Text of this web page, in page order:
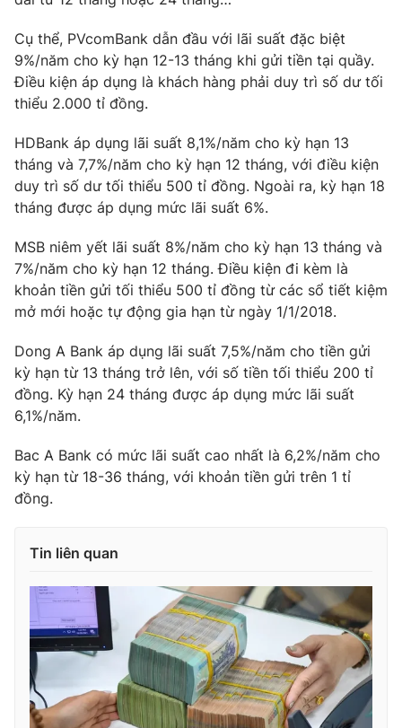
Khán giả
Giải sao mai
Sao
Du lịch
Làm đẹp
Chất lượng cuộc sống
Giáo dục
Tuyển sinh
Công nghệ
Hitech Công nghệ tương lai
Sản phẩm
Thị trường
Tư vấn
Giao lưu trực tuyến
Lịch phát sóng
Chuyên mục khác
Emagazine Podcast
Photo Infographic
Video Shorts video
VTV Money VTV Thể thao
VTV Sức khoẻ
Thị trường 24h
Vươn mình bằng AI
VTV9 VTV8
Liên hệ tòa soạn English
Cụ thể, PVcomBank dẫn đầu với lãi suất đặc biệt
9%/năm cho kỳ hạn 12-13 tháng khi gửi tiền tại quầy.
Điều kiện áp dụng là khách hàng phải duy trì số dư tối
thiểu 2.000 tỉ đồng.
HDBank áp dụng lãi suất 8,1%/năm cho kỳ hạn 13
tháng và 7,7%/năm cho kỳ hạn 12 tháng, với điều kiện
duy trì số dư tối thiểu 500 tỉ đồng. Ngoài ra, kỳ hạn 18
tháng được áp dụng mức lãi suất 6%.
MSB niêm yết lãi suất 8%/năm cho kỳ hạn 13 tháng và
7%/năm cho kỳ hạn 12 tháng. Điều kiện đi kèm là
khoản tiền gửi tối thiểu 500 tỉ đồng từ các sổ tiết kiệm
mở mới hoặc tự động gia hạn từ ngày 1/1/2018.
Dong A Bank áp dụng lãi suất 7,5%/năm cho tiền gửi
kỳ hạn từ 13 tháng trở lên, với số tiền tối thiểu 200 tỉ
đồng. Kỳ hạn 24 tháng được áp dụng mức lãi suất
6,1%/năm.
Bac A Bank có mức lãi suất cao nhất là 6,2%/năm cho
kỳ hạn từ 18-36 tháng, với khoản tiền gửi trên 1 tỉ
đồng.
Tin liên quan